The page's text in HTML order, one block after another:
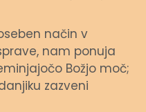
način v
nam ponuja
Božjo moč;
zazveni